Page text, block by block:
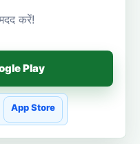
करें!
Play
App Store